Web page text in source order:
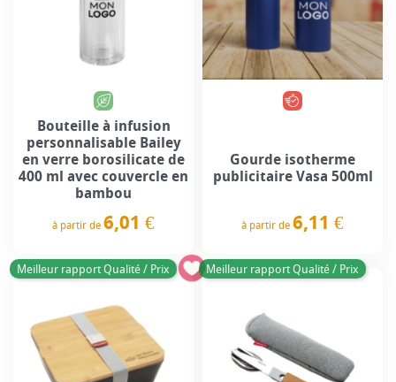
Bouteille à infusion
personnalisable Bailey
en verre borosilicate de
400 ml avec couvercle en
bambou
à partir de 6,01 €
Gourde isotherme
publicitaire Vasa 500ml
à partir de 6,11 €
Meilleur rapport Qualité / Prix Meilleur rapport Qualité / Prix